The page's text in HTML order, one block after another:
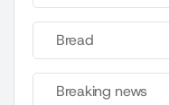
Bread
Breaking news